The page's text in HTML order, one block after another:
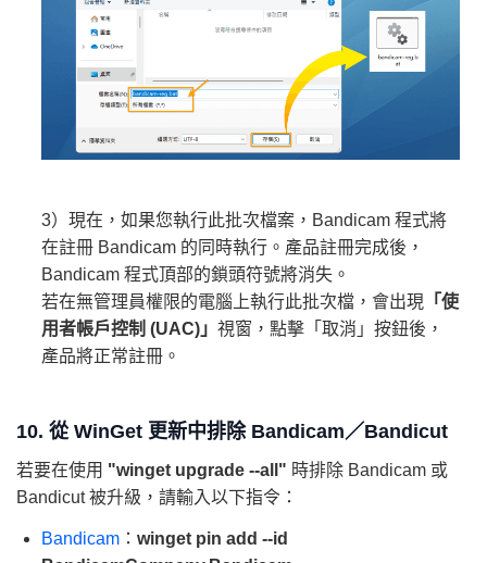
3）現在，如果您執行此批次檔案，Bandicam 程式將
在註冊 Bandicam 的同時執行。產品註冊完成後，
Bandicam 程式頂部的鎖頭符號將消失。
若在無管理員權限的電腦上執行此批次檔，會出現 「使
用者帳戶控制 (UAC)」 視窗，點擊「取消」按鈕後，
產品將正常註冊。
10. 從 WinGet 更新中排除 Bandicam／Bandicut
若要在使用 "winget upgrade --all" 時排除 Bandicam 或
Bandicut 被升級，請輸入以下指令：
Bandicam ： winget pin add --id